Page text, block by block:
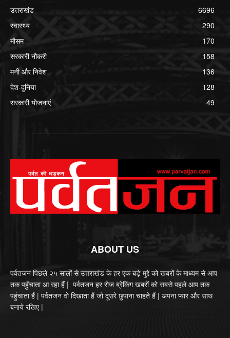
उत्तराखंड
6696
स्वास्थ्य
290
मौसम
170
सरकारी नौकरी
158
मनी और निवेश
136
देश-दुनिया
128
सरकारी योजनाएं
49
ABOUT US
पर्वतजन पिछले २५ सालों से उत्तराखंड के हर एक बड़े मुद्दे को खबरों के माध्यम से आप
तक पहुँचाता आ रहा हैं | पर्वतजन हर रोज ब्रेकिंग खबरों को सबसे पहले आप तक
पहुंचाता हैं | पर्वतजन वो दिखाता हैं जो दूसरे छुपाना चाहते हैं | अपना प्यार और साथ
बनाये रखिए |